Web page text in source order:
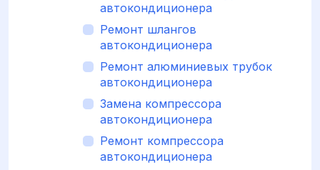
автокондиционера
Ремонт шлангов
автокондиционера
Ремонт алюминиевых трубок
автокондиционера
Замена компрессора
автокондиционера
Ремонт компрессора
автокондиционера